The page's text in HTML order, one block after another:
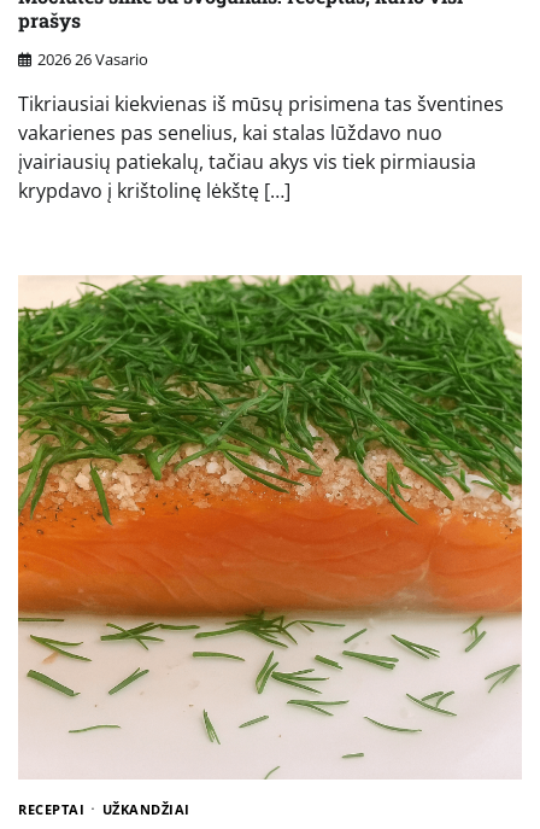
prašys
2026 26 Vasario
Tikriausiai kiekvienas iš mūsų prisimena tas šventines
vakarienes pas senelius, kai stalas lūždavo nuo
įvairiausių patiekalų, tačiau akys vis tiek pirmiausia
krypdavo į krištolinę lėkštę […]
RECEPTAI UŽKANDŽIAI